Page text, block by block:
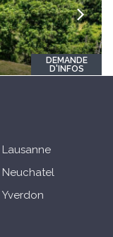
DEMANDE
D'INFOS
Lausanne
Neuchatel
Yverdon